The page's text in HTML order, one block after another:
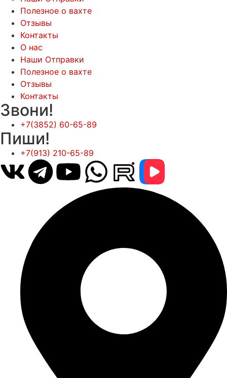
Полезное о вахте
Отзывы
Контакты
О нас
Наши Отправки
Полезное о вахте
Отзывы
Контакты
Звони!
+7(3852) 60-65-89
Пиши!
+7(913) 210-65-89